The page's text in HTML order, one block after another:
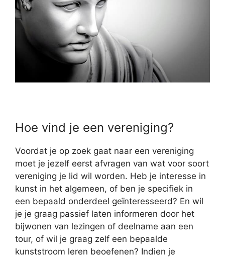
Hoe vind je een vereniging?
Voordat je op zoek gaat naar een vereniging
moet je jezelf eerst afvragen van wat voor soort
vereniging je lid wil worden. Heb je interesse in
kunst in het algemeen, of ben je specifiek in
een bepaald onderdeel geïnteresseerd? En wil
je je graag passief laten informeren door het
bijwonen van lezingen of deelname aan een
tour, of wil je graag zelf een bepaalde
kunststroom leren beoefenen? Indien je